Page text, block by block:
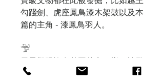
勾踐劍、虎座鳳鳥漆木架鼓以及本
篇的主角 - 漆鳳鳥羽人。
𓅴
天星觀跟許多楚國墓穴一樣，被發
現時被水淹沒。起初考古學家以為